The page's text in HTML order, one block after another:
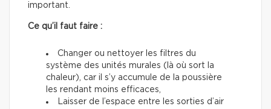
important.
Ce qu’il faut faire :
Changer ou nettoyer les filtres du
système des unités murales (là où sort la
chaleur), car il s’y accumule de la poussière
les rendant moins efficaces,
Laisser de l’espace entre les sorties d’air